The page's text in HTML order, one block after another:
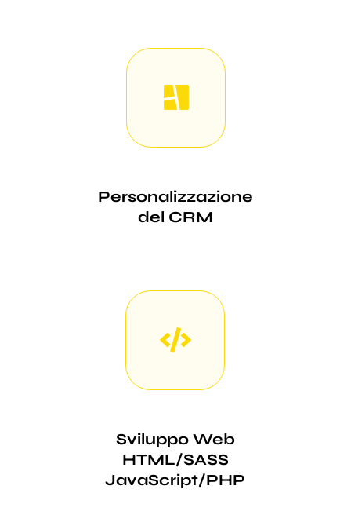
Personalizzazione
del CRM
Sviluppo Web
HTML/SASS
JavaScript/PHP